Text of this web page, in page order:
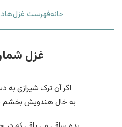
خانهفهرست غزل‌ها
غزل
اگر آن ترک شیرازی به
به خال هندویش بخشم